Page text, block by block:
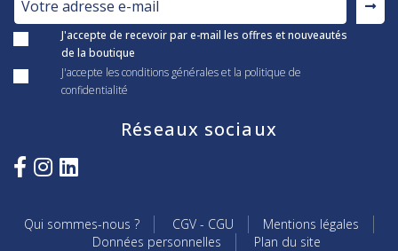
J'accepte de recevoir par e-mail les offres et nouveautés
de la boutique
J'accepte les conditions générales et la politique de
confidentialité
Réseaux sociaux
Qui sommes-nous ? CGV - CGU
Mentions légales
Données personnelles
Plan du site